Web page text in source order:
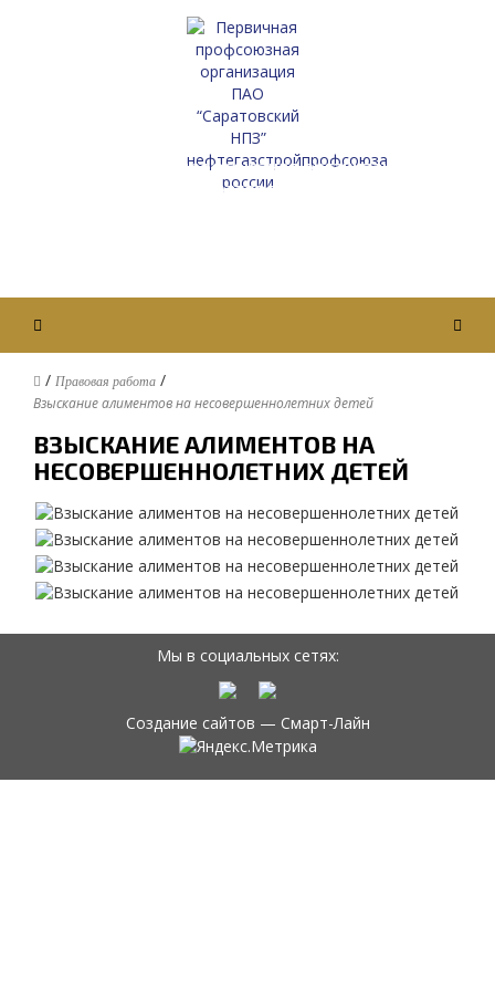
Первичная профсоюзная организация
ПАО “Саратовский НПЗ”
/ Правовая работа /
Взыскание алиментов на несовершеннолетних детей
ВЗЫСКАНИЕ АЛИМЕНТОВ НА
НЕСОВЕРШЕННОЛЕТНИХ ДЕТЕЙ
Мы в социальных сетях:
Создание сайтов — Смарт-Лайн